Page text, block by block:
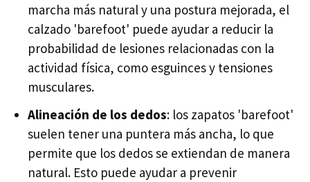
marcha más natural y una postura mejorada, el
calzado 'barefoot' puede ayudar a reducir la
probabilidad de lesiones relacionadas con la
actividad física, como esguinces y tensiones
musculares.
Alineación de los dedos: los zapatos 'barefoot'
suelen tener una puntera más ancha, lo que
permite que los dedos se extiendan de manera
natural. Esto puede ayudar a prevenir